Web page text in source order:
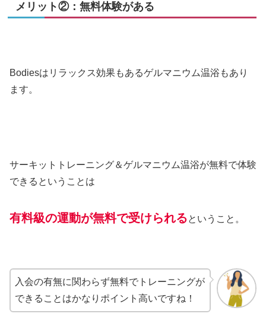
メリット②：無料体験がある
Bodiesはリラックス効果もあるゲルマニウム温浴もあり
ます。
サーキットトレーニング＆ゲルマニウム温浴が無料で体験
できるということは
有料級の運動が無料で受けられるということ。
入会の有無に関わらず無料でトレーニングが
できることはかなりポイント高いですね！